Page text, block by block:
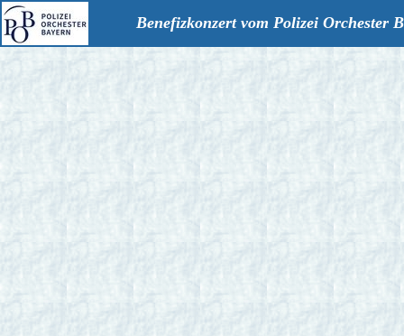
Benefizkonzert vom Polizei Orchester